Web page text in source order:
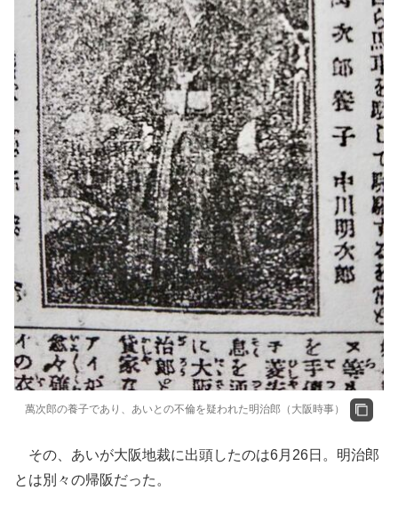
萬次郎の養子であり、あいとの不倫を疑われた明治郎（大阪時事）
その、あいが大阪地裁に出頭したのは6月26日。明治郎
とは別々の帰阪だった。